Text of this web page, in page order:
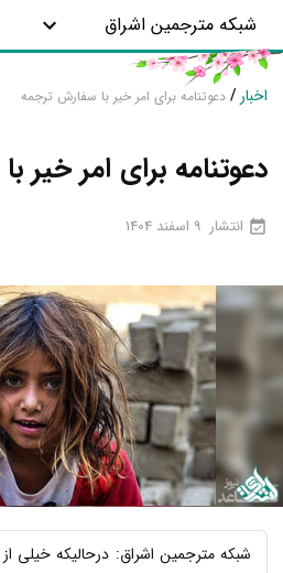
شبکه مترجمین اشراق
اخبار / دعوتنامه برای امر خیر با سفارش ترجمه
دعوتنامه برای امر خیر
انتشار 9 اسفند 1404
شبکه مترجمین اشراق: درحالیکه خیلی